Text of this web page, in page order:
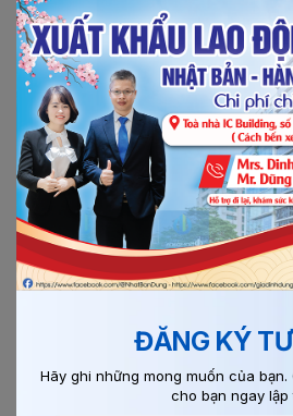
14/09/2018
Chi tiết
ĐĂNG KÝ
Hãy ghi những mong muốn của
cho bạn ngay lập